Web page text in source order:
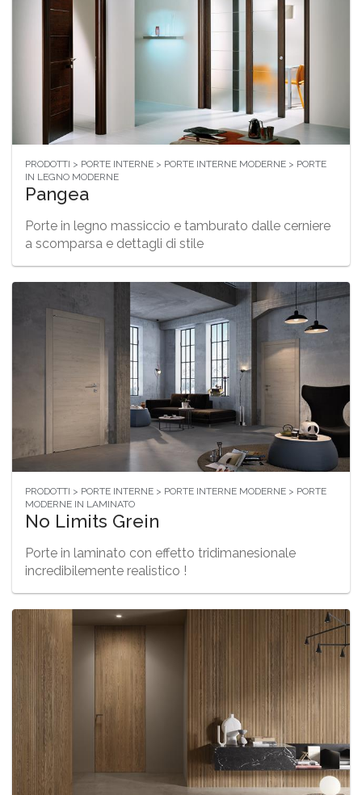
PRODOTTI > PORTE INTERNE > PORTE INTERNE MODERNE > PORTE
IN LEGNO MODERNE
Pangea
Porte in legno massiccio e tamburato dalle cerniere
a scomparsa e dettagli di stile
PRODOTTI > PORTE INTERNE > PORTE INTERNE MODERNE > PORTE
MODERNE IN LAMINATO
No Limits Grein
Porte in laminato con effetto tridimanesionale
incredibilemente realistico !